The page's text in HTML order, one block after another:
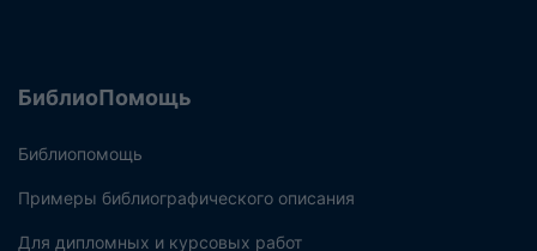
БиблиоПомощь
Библиопомощь
Примеры библиографического описания
Для дипломных и курсовых работ